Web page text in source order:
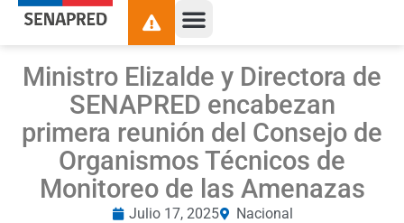
Ministro Elizalde y Directora de
SENAPRED encabezan
primera reunión del Consejo de
Organismos Técnicos de
Monitoreo de las Amenazas
Julio 17, 2025 Nacional